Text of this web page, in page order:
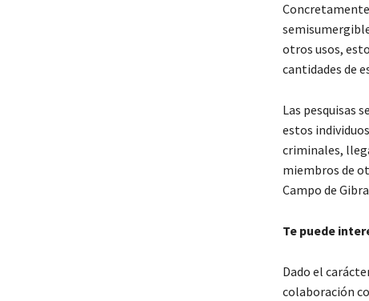
otros usos,
cantidades de
Las pesquisas
estos
criminales,
miembros de
Campo de
Te puede
Dado el
colaboración